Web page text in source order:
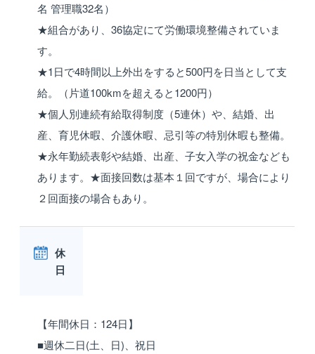
名 管理職32名）
★組合があり、36協定にて労働環境整備されていま
す。
★1日で4時間以上外出をすると500円を日当として支
給。（片道100kmを超えると1200円）
★個人別連続有給取得制度（5連休）や、結婚、出
産、育児休暇、介護休暇、忌引等の特別休暇も整備。
★永年勤続表彰や結婚、出産、子女入学の祝金なども
あります。★面接回数は基本１回ですが、場合により
２回面接の場合もあり。
休
日
【年間休日：124日】
■週休二日(土、日)、祝日